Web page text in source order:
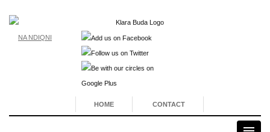
NA NDIQNI
HOME CONTACT